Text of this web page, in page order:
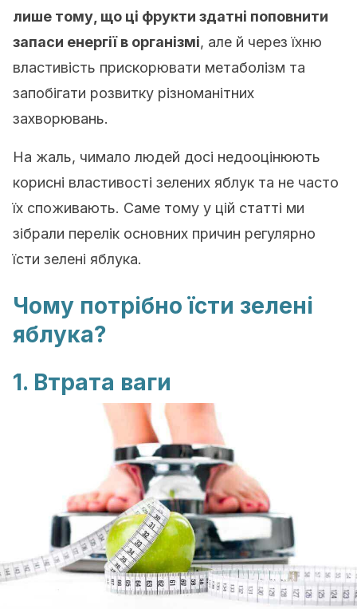
лише тому, що ці фрукти здатні поповнити
запаси енергії в організмі, але й через їхню
властивість прискорювати метаболізм та
запобігати розвитку різноманітних
захворювань.
На жаль, чимало людей досі недооцінюють
корисні властивості зелених яблук та не часто
їх споживають. Саме тому у цій статті ми
зібрали перелік основних причин регулярно
їсти зелені яблука.
Чому потрібно їсти зелені
яблука?
1. Втрата ваги